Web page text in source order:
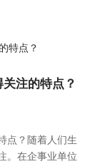
注的特点？
点？随着人们生
。在企事业单位